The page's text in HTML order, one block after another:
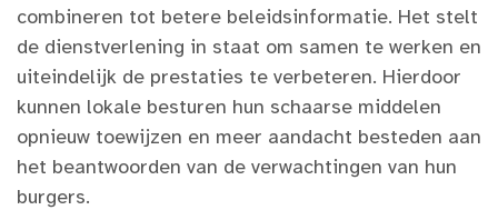
combineren tot betere beleidsinformatie. Het stelt
de dienstverlening in staat om samen te werken en
uiteindelijk de prestaties te verbeteren. Hierdoor
kunnen lokale besturen hun schaarse middelen
opnieuw toewijzen en meer aandacht besteden aan
het beantwoorden van de verwachtingen van hun
burgers.